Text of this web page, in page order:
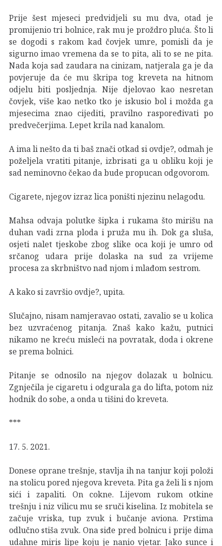
Prije šest mjeseci predvidjeli su mu dva, otad je
promijenio tri bolnice, rak mu je proždro pluća. Što li
se dogodi s rakom kad čovjek umre, pomisli da je
sigurno imao vremena da se to pita, ali to se ne pita.
Nada koja sad zaudara na cinizam, natjerala ga je da
povjeruje da će mu škripa tog kreveta na hitnom
odjelu biti posljednja. Nije djelovao kao nesretan
čovjek, više kao netko tko je iskusio bol i možda ga
mjesecima znao cijediti, pravilno raspoređivati po
predvečerjima. Lepet krila nad kanalom.
A ima li nešto da ti baš znači otkad si ovdje?, odmah je
poželjela vratiti pitanje, izbrisati ga u obliku koji je
sad neminovno čekao da bude propucan odgovorom.
Cigarete, njegov izraz lica poništi njezinu nelagodu.
Mahsa odvaja polutke šipka i rukama što mirišu na
duhan vadi zrna ploda i pruža mu ih. Dok ga sluša,
osjeti nalet tjeskobe zbog slike oca koji je umro od
srčanog udara prije dolaska na sud za vrijeme
procesa za skrbništvo nad njom i mlađom sestrom.
A kako si završio ovdje?, upita.
Slučajno, nisam namjeravao ostati, zavalio se u kolica
bez uzvraćenog pitanja. Znaš kako kažu, putnici
nikamo ne kreću misleći na povratak, doda i okrene
se prema bolnici.
Pitanje se odnosilo na njegov dolazak u bolnicu.
Zgnječila je cigaretu i odgurala ga do lifta, potom niz
hodnik do sobe, a onda u tišini do kreveta.
***
17. 5. 2021.
Donese oprane trešnje, stavlja ih na tanjur koji položi
na stolicu pored njegova kreveta. Pita ga želi li s njom
sići i zapaliti. On cokne. Lijevom rukom otkine
trešnju i niz vilicu mu se sruči kiselina. Iz mobitela se
začuje vriska, tup zvuk i bučanje aviona. Prstima
odlučno stiša zvuk. Ona siđe pred bolnicu i prije dima
udahne miris lipe koju je nanio vjetar. Jako sunce i